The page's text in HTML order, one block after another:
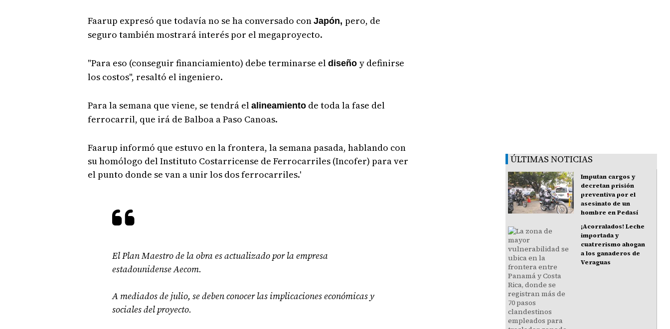
Faarup expresó que todavía no se ha conversado con Japón, pero, de
seguro también mostrará interés por el megaproyecto.
"Para eso (conseguir financiamiento) debe terminarse el diseño y definirse
los costos", resaltó el ingeniero.
Para la semana que viene, se tendrá el alineamientode toda la fase del
ferrocarril, que irá de Balboa a Paso Canoas.
Faarup informó que estuvo en la frontera, la semana pasada, hablando con
su homólogo del Instituto Costarricense de Ferrocarriles (Incofer) para ver
el punto donde se van a unir los dos ferrocarriles.'
El Plan Maestro de la obra es actualizado por la empresa
estadounidense Aecom.
A mediados de julio, se deben conocer las implicaciones económicas y
sociales del proyecto.
ÚLTIMAS NOTICIAS
Imputan cargos y
decretan prisión
preventiva por el
asesinato de un
hombre en Pedasí
¡Acorralados! Leche
importada y
cuatrerismo ahogan
a los ganaderos de
Veraguas